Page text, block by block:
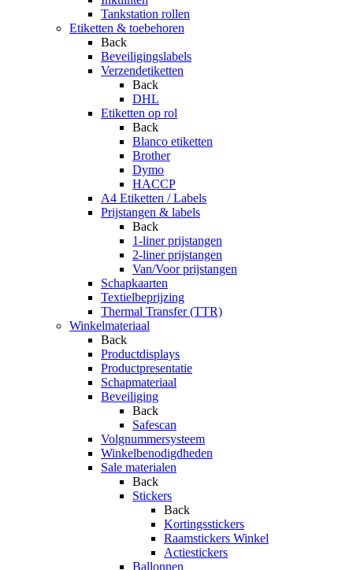
Tankstation rollen
Etiketten & toebehoren
Back
Beveiligingslabels
Verzendetiketten
Back
DHL
Etiketten op rol
Back
Blanco etiketten
Brother
Dymo
HACCP
A4 Etiketten / Labels
Prijstangen & labels
Back
1-liner prijstangen
2-liner prijstangen
Van/Voor prijstangen
Schapkaarten
Textielbeprijzing
Thermal Transfer (TTR)
Winkelmateriaal
Back
Productdisplays
Productpresentatie
Schapmateriaal
Beveiliging
Back
Safescan
Volgnummersysteem
Winkelbenodigdheden
Sale materialen
Back
Stickers
Back
Kortingsstickers
Raamstickers Winkel
Actiestickers
Ballonnen